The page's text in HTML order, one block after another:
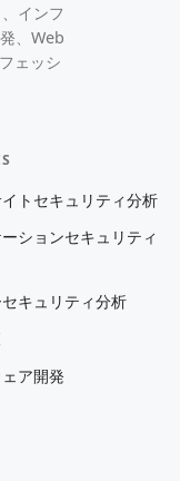
インフ
、Web
ェッシ
トセキュリティ分析
ションセキュリティ
キュリティ分析
ア開発